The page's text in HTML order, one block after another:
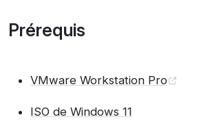
Prérequis
VMware Workstation Pro
ISO de Windows 11